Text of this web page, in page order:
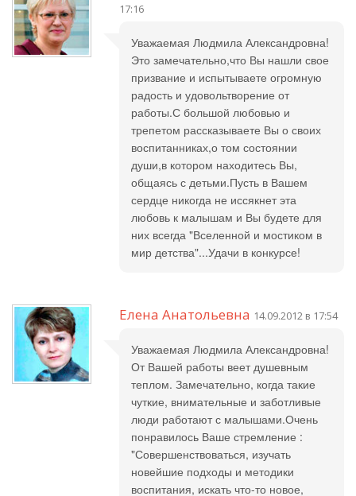
17:16
Уважаемая Людмила Александровна!
Это замечательно,что Вы нашли свое
призвание и испытываете огромную
радость и удовольтворение от
работы.С большой любовью и
трепетом рассказываете Вы о своих
воспитанниках,о том состоянии
души,в котором находитесь Вы,
общаясь с детьми.Пусть в Вашем
сердце никогда не иссякнет эта
любовь к малышам и Вы будете для
них всегда "Вселенной и мостиком в
мир детства"...Удачи в конкурсе!
Елена Анатольевна 14.09.2012 в 17:54
Уважаемая Людмила Александровна!
От Вашей работы веет душевным
теплом. Замечательно, когда такие
чуткие, внимательные и заботливые
люди работают с малышами.Очень
понравилось Ваше стремление :
"Совершенствоваться, изучать
новейшие подходы и методики
воспитания, искать что-то новое,